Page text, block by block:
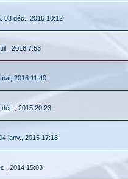
03 déc., 2016 10:12
2016 7:53
2016 11:40
déc., 2015 20:23
janv., 2015 17:18
2014 15:03